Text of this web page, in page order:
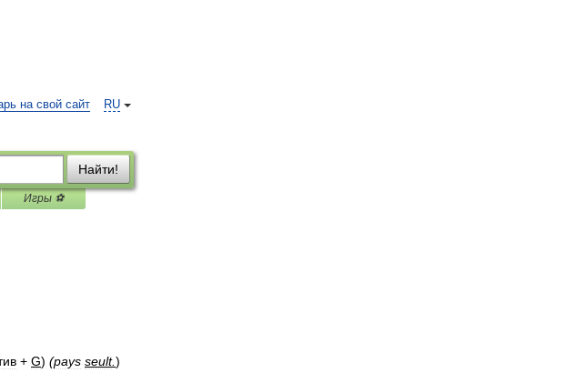
RU
на свой сайт
Найти!
Игры ⚽
+ G) (pays seult.)